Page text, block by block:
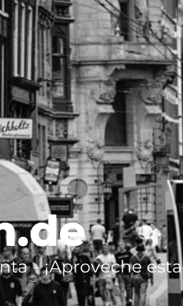
- ¡Aproveche esta